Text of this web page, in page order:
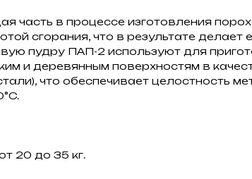
часть в процессе изготовления
сгорания, что в результате делает
пудру ПАП-2 используют для
и деревянным поверхностям в
что обеспечивает целостность
20 до 35 кг.